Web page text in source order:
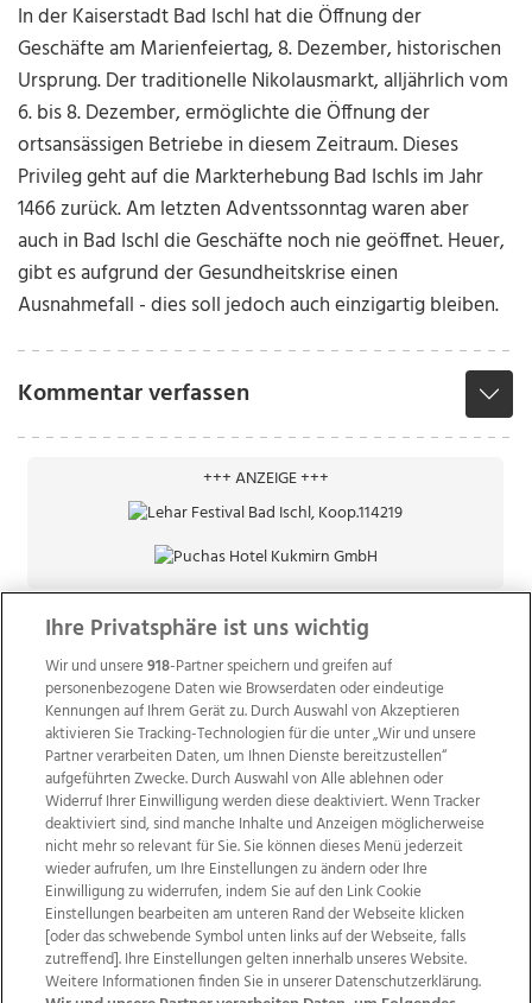
In der Kaiserstadt Bad Ischl hat die Öffnung der
Geschäfte am Marienfeiertag, 8. Dezember, historischen
Ursprung. Der traditionelle Nikolausmarkt, alljährlich vom
6. bis 8. Dezember, ermöglichte die Öffnung der
ortsansässigen Betriebe in diesem Zeitraum. Dieses
Privileg geht auf die Markterhebung Bad Ischls im Jahr
1466 zurück. Am letzten Adventssonntag waren aber
auch in Bad Ischl die Geschäfte noch nie geöffnet. Heuer,
gibt es aufgrund der Gesundheitskrise einen
Ausnahmefall - dies soll jedoch auch einzigartig bleiben.
Kommentar verfassen
+++ ANZEIGE +++
Wir über uns Mediadaten Kontakt
Jobs
Datenschutz
Impressum
AGB Anzeigekunden
AGB Website
Ehrenkodex Politische Werbung
Ihre Privatsphäre ist uns wichtig
Wir und unsere918-Partner speichern und greifen auf
personenbezogene Daten wie Browserdaten oder eindeutige
Kennungen auf Ihrem Gerät zu. Durch Auswahl von Akzeptieren
aktivieren Sie Tracking-Technologien für die unter „Wir und unsere
Partner verarbeiten Daten, um Ihnen Dienste bereitzustellen“
aufgeführten Zwecke. Durch Auswahl von Alle ablehnen oder
Widerruf Ihrer Einwilligung werden diese deaktiviert. Wenn Tracker
deaktiviert sind, sind manche Inhalte und Anzeigen möglicherweise
nicht mehr so relevant für Sie. Sie können dieses Menü jederzeit
wieder aufrufen, um Ihre Einstellungen zu ändern oder Ihre
Einwilligung zu widerrufen, indem Sie auf den Link Cookie
Einstellungen bearbeiten am unteren Rand der Webseite klicken
[oder das schwebende Symbol unten links auf der Webseite, falls
zutreffend]. Ihre Einstellungen gelten innerhalb unseres Website.
Weitere Informationen finden Sie in unserer Datenschutzerklärung.